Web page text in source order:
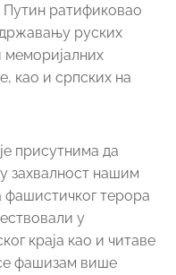
ратификовао
руских
меморијалних
као и српских на
присутнима да
захвалност нашим
терора
у
краја као и читаве
фашизам више